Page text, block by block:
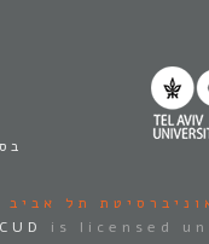
תל אביב
is licensed